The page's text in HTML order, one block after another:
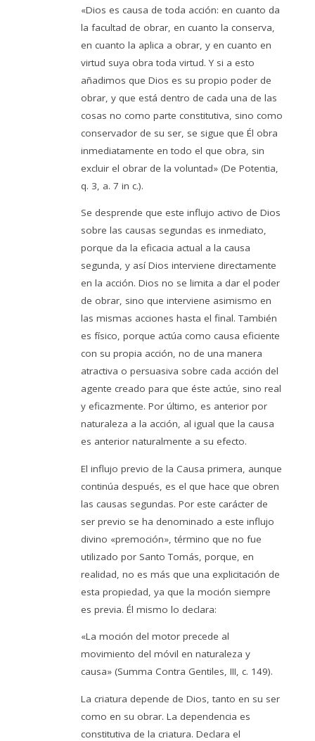
«Dios es causa de toda acción: en cuanto da
la facultad de obrar, en cuanto la conserva,
en cuanto la aplica a obrar, y en cuanto en
virtud suya obra toda virtud. Y si a esto
añadimos que Dios es su propio poder de
obrar, y que está dentro de cada una de las
cosas no como parte constitutiva, sino como
conservador de su ser, se sigue que Él obra
inmediatamente en todo el que obra, sin
excluir el obrar de la voluntad» (De Potentia,
q. 3, a. 7 in c.).
Se desprende que este influjo activo de Dios
sobre las causas segundas es inmediato,
porque da la eficacia actual a la causa
segunda, y así Dios interviene directamente
en la acción. Dios no se limita a dar el poder
de obrar, sino que interviene asimismo en
las mismas acciones hasta el final. También
es físico, porque actúa como causa eficiente
con su propia acción, no de una manera
atractiva o persuasiva sobre cada acción del
agente creado para que éste actúe, sino real
y eficazmente. Por último, es anterior por
naturaleza a la acción, al igual que la causa
es anterior naturalmente a su efecto.
El influjo previo de la Causa primera, aunque
continúa después, es el que hace que obren
las causas segundas. Por este carácter de
ser previo se ha denominado a este influjo
divino «premoción», término que no fue
utilizado por Santo Tomás, porque, en
realidad, no es más que una explicitación de
esta propiedad, ya que la moción siempre
es previa. Él mismo lo declara:
«La moción del motor precede al
movimiento del móvil en naturaleza y
causa» (Summa Contra Gentiles, III, c. 149).
La criatura depende de Dios, tanto en su ser
como en su obrar. La dependencia es
constitutiva de la criatura. Declara el